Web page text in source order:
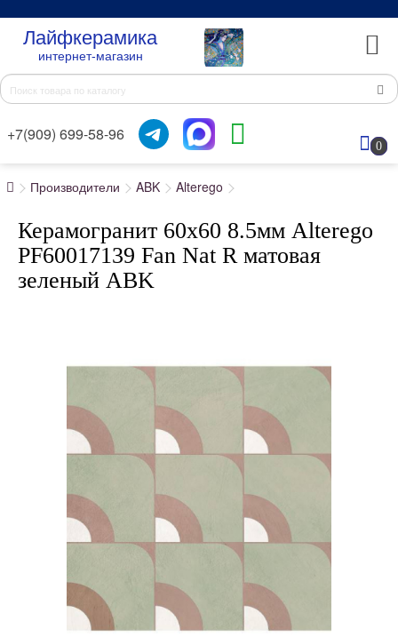
Лайфкерамика
интернет-магазин
+7(909) 699-58-96
0
Производители ABK Alterego
Керамогранит 60x60 8.5мм Alterego
PF60017139 Fan Nat R матовая
зеленый ABK